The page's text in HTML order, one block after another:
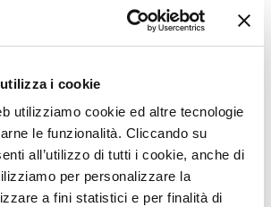
i cookie
utilizziamo cookie ed altre tecnologie
le funzionalità. Cliccando su
all’utilizzo di tutti i cookie, anche di
per personalizzare la
a fini statistici e per finalità di